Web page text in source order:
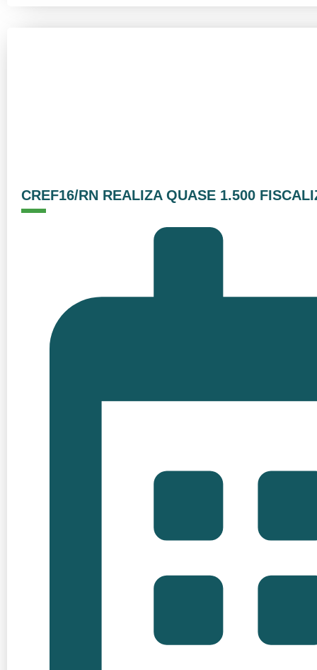
CREF16/RN REALIZA QUASE 1.500